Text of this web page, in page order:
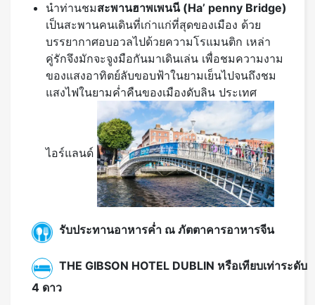
นำท่านชมสะพานฮาพเพนนี (Ha’ penny Bridge)
เป็นสะพานคนเดินที่เก่าแก่ที่สุดของเมือง ด้วย
บรรยากาศอบอวลไปด้วยความโรแมนติก เหล่า
คู่รักจึงมักจะจูงมือกันมาเดินเล่น เพื่อชมความงาม
ของแสงอาทิตย์ลับขอบฟ้าในยามเย็นไปจนถึงชม
แสงไฟในยามค่ำคืนของเมืองดับลิน ประเทศ
ไอร์แลนด์
รับประทานอาหารค่ำ ณ ภัตตาคารอาหารจีน
THE GIBSON HOTEL DUBLIN หรือเทียบเท่าระดับ
4 ดาว